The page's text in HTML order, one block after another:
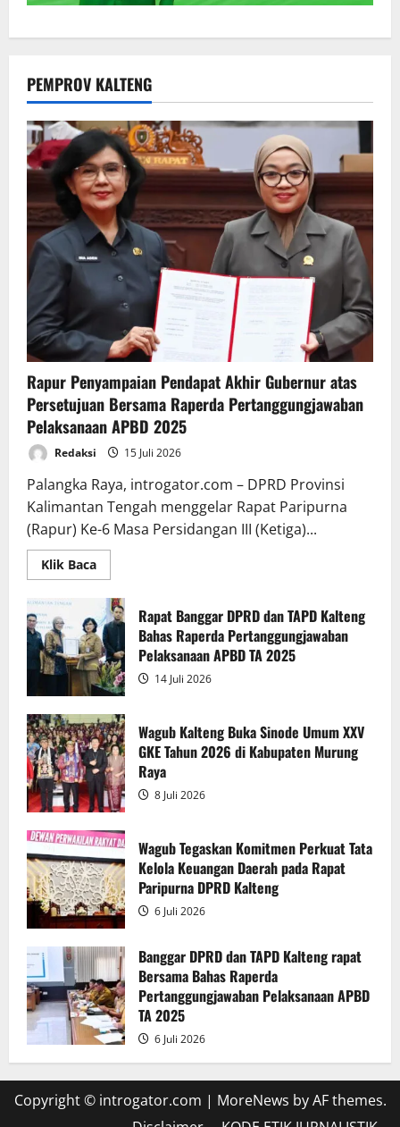
PEMPROV KALTENG
Rapur Penyampaian Pendapat Akhir Gubernur atas
Persetujuan Bersama Raperda Pertanggungjawaban
Pelaksanaan APBD 2025
Redaksi 15 Juli 2026
Palangka Raya, introgator.com – DPRD Provinsi
Kalimantan Tengah menggelar Rapat Paripurna
(Rapur) Ke-6 Masa Persidangan III (Ketiga)...
Klik BacaRead
more
Rapur
Penyampaian
Pendapat
Akhir
Gubernur
atas
Persetujuan
Bersama
Raperda
Pertanggungjawaban
Pelaksanaan
APBD
2025
Rapat Banggar DPRD dan TAPD Kalteng
Bahas Raperda Pertanggungjawaban
Pelaksanaan APBD TA 2025
14 Juli 2026
Wagub Kalteng Buka Sinode Umum XXV
GKE Tahun 2026 di Kabupaten Murung
Raya
8 Juli 2026
Wagub Tegaskan Komitmen Perkuat Tata
Kelola Keuangan Daerah pada Rapat
Paripurna DPRD Kalteng
6 Juli 2026
Banggar DPRD dan TAPD Kalteng rapat
Bersama Bahas Raperda
Pertanggungjawaban Pelaksanaan APBD
TA 2025
6 Juli 2026
Copyright © introgator.com | MoreNews by AF themes.